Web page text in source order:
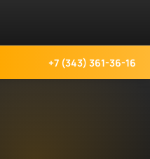
+7 (343) 361-36-16